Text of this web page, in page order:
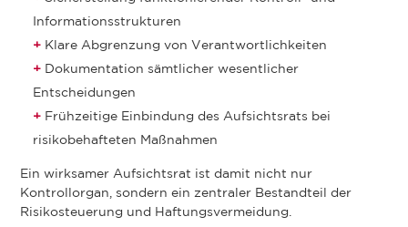
Informationsstrukturen
Klare Abgrenzung von Verantwortlichkeiten
Dokumentation sämtlicher wesentlicher
Entscheidungen
Frühzeitige Einbindung des Aufsichtsrats bei
risikobehafteten Maßnahmen
Ein wirksamer Aufsichtsrat ist damit nicht nur
Kontrollorgan, sondern ein zentraler Bestandteil der
Risikosteuerung und Haftungsvermeidung.